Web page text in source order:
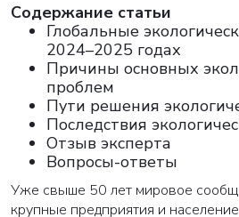
Cодержание статьи
Глобальные
2024–2025 годах
Причины основных
проблем
Пути решения
Последствия
Отзыв эксперта
Вопросы-ответы
Уже свыше 50 лет мировое
крупные предприятия и